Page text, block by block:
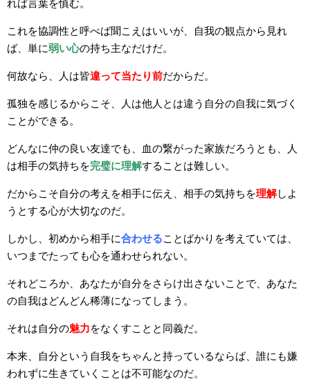
れば言葉を慎む。
これを協調性と呼べば聞こえはいいが、自我の観点から見れ
ば、単に弱い心の持ち主なだけだ。
何故なら、人は皆違って当たり前だからだ。
孤独を感じるからこそ、人は他人とは違う自分の自我に気づく
ことができる。
どんなに仲の良い友達でも、血の繋がった家族だろうとも、人
は相手の気持ちを完璧に理解することは難しい。
だからこそ自分の考えを相手に伝え、相手の気持ちを理解しよ
うとする心が大切なのだ。
しかし、初めから相手に合わせることばかりを考えていては、
いつまでたっても心を通わせられない。
それどころか、あなたが自分をさらけ出さないことで、あなた
の自我はどんどん稀薄になってしまう。
それは自分の魅力をなくすことと同義だ。
本来、自分という自我をちゃんと持っているならば、誰にも嫌
われずに生きていくことは不可能なのだ。